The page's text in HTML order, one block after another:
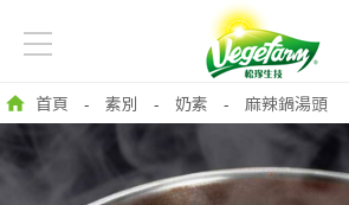
首頁 - 素別 - 奶素 - 麻辣鍋湯頭